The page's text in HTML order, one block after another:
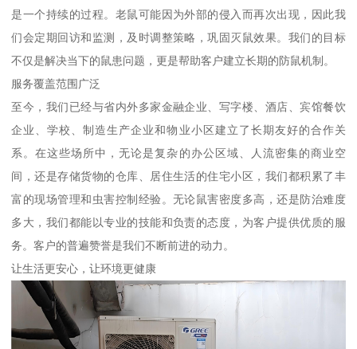
是一个持续的过程。老鼠可能因为外部的侵入而再次出现，因此我
们会定期回访和监测，及时调整策略，巩固灭鼠效果。我们的目标
不仅是解决当下的鼠患问题，更是帮助客户建立长期的防鼠机制。
服务覆盖范围广泛
至今，我们已经与省内外多家金融企业、写字楼、酒店、宾馆餐饮
企业、学校、制造生产企业和物业小区建立了长期友好的合作关
系。在这些场所中，无论是复杂的办公区域、人流密集的商业空
间，还是存储货物的仓库、居住生活的住宅小区，我们都积累了丰
富的现场管理和虫害控制经验。无论鼠害密度多高，还是防治难度
多大，我们都能以专业的技能和负责的态度，为客户提供优质的服
务。客户的普遍赞誉是我们不断前进的动力。
让生活更安心，让环境更健康